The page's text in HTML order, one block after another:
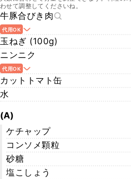
わせて調整してくださいね。
牛豚合びき肉
代用OK
玉ねぎ (100g)
ニンニク
代用OK
カットトマト缶
水
(A)
ケチャップ
コンソメ顆粒
砂糖
塩こしょう